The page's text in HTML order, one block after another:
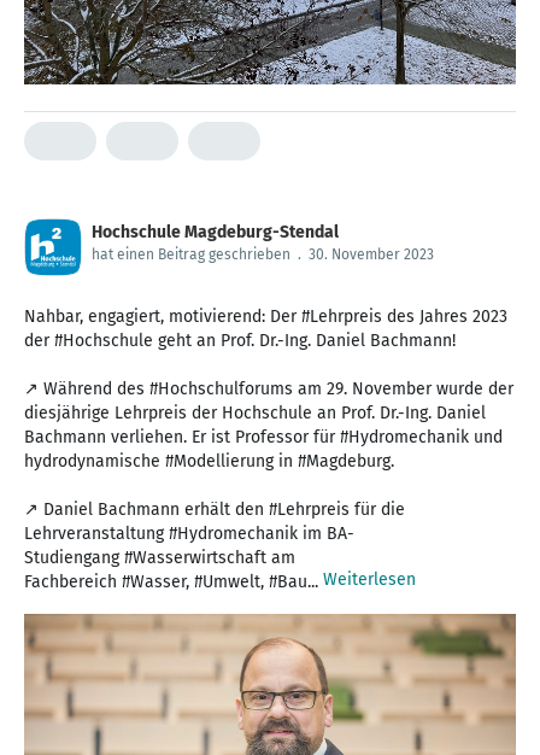
Hochschule Magdeburg-Stendal
hat einen Beitrag geschrieben . 30. November 2023
Nahbar, engagiert, motivierend: Der #Lehrpreis des Jahres 2023
der #Hochschule geht an Prof. Dr.-Ing. Daniel Bachmann!
↗ Während des #Hochschulforums am 29. November wurde der
diesjährige Lehrpreis der Hochschule an Prof. Dr.-Ing. Daniel
Bachmann verliehen. Er ist Professor für #Hydromechanik und
hydrodynamische #Modellierung in #Magdeburg.
↗ Daniel Bachmann erhält den #Lehrpreis für die
Lehrveranstaltung #Hydromechanik im BA-
Studiengang #Wasserwirtschaft am
Fachbereich #Wasser, #Umwelt, #Bau... Weiterlesen